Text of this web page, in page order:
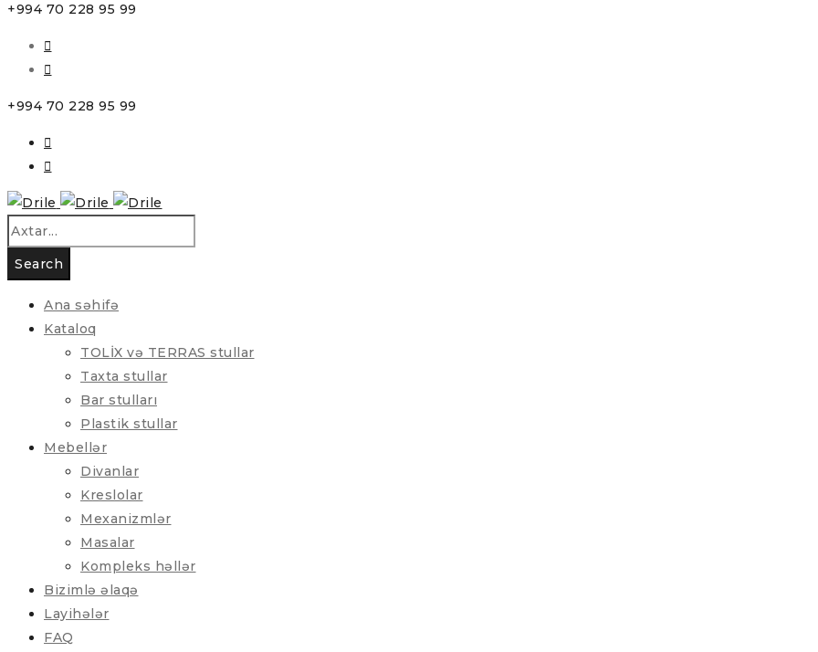
+994 70 228 95 99
+994 70 228 95 99
Ana səhifə
Kataloq
TOLİX və TERRAS stullar
Taxta stullar
Bar stulları
Plastik stullar
Mebellər
Divanlar
Kreslolar
Mexanizmlər
Masalar
Kompleks həllər
Bizimlə əlaqə
Layihələr
FAQ